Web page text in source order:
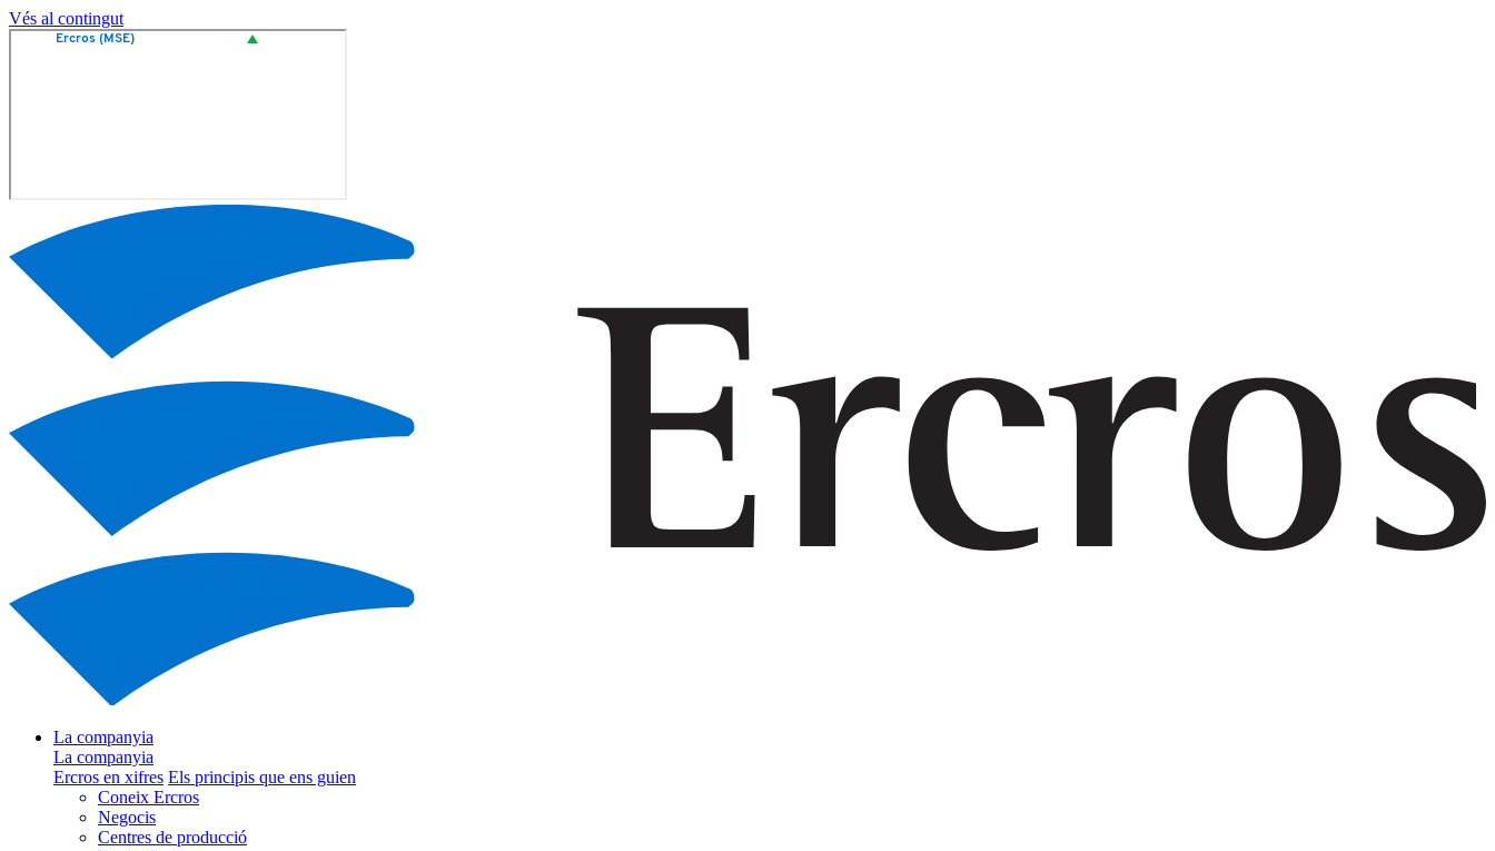
Vés al contingut
La companyia
La companyia
Ercros en xifres Els principis que ens guien
Coneix Ercros
Negocis
Centres de producció